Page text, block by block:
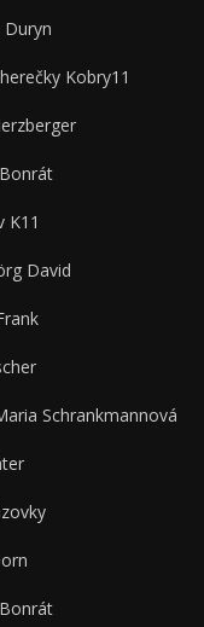
Duryn
Kobry11
K11
David
Schrankmannová